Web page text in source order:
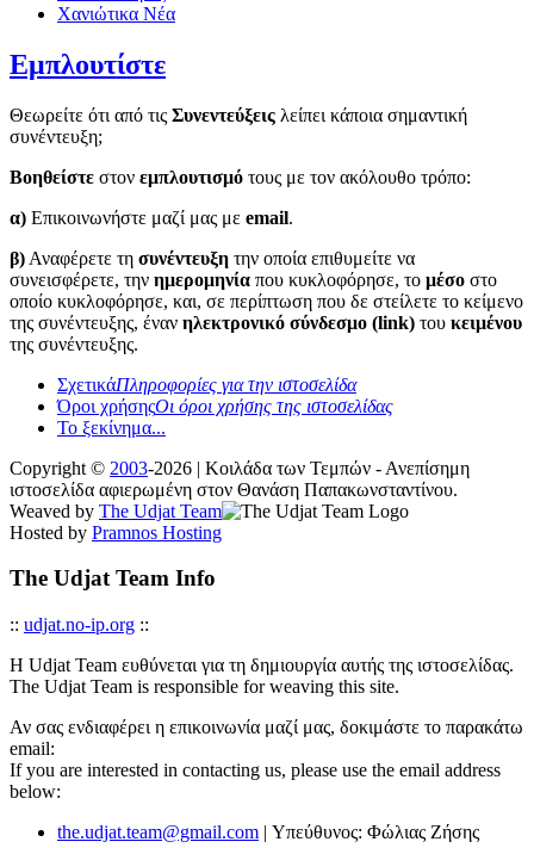
Χανιώτικα Νέα
Εμπλουτίστε
Θεωρείτε ότι από τις Συνεντεύξεις λείπει κάποια σημαντική
συνέντευξη;
Βοηθείστε στον εμπλουτισμό τους με τον ακόλουθο τρόπο:
α) Επικοινωνήστε μαζί μας με email.
β) Αναφέρετε τη συνέντευξη την οποία επιθυμείτε να
συνεισφέρετε, την ημερομηνία που κυκλοφόρησε, το μέσο στο
οποίο κυκλοφόρησε, και, σε περίπτωση που δε στείλετε το κείμενο
της συνέντευξης, έναν ηλεκτρονικό σύνδεσμο (link) του κειμένου
της συνέντευξης.
ΣχετικάΠληροφορίες για την ιστοσελίδα
Όροι χρήσηςΟι όροι χρήσης της ιστοσελίδας
Το ξεκίνημα...
Copyright © 2003-2026 | Κοιλάδα των Τεμπών - Ανεπίσημη
ιστοσελίδα αφιερωμένη στον Θανάση Παπακωνσταντίνου.
Weaved by The Udjat Team
Hosted by Pramnos Hosting
The Udjat Team Info
:: udjat.no-ip.org ::
Η Udjat Team ευθύνεται για τη δημιουργία αυτής της ιστοσελίδας.
The Udjat Team is responsible for weaving this site.
Αν σας ενδιαφέρει η επικοινωνία μαζί μας, δοκιμάστε το παρακάτω
email:
If you are interested in contacting us, please use the email address
below:
the.udjat.team@gmail.com | Υπεύθυνος: Φώλιας Ζήσης